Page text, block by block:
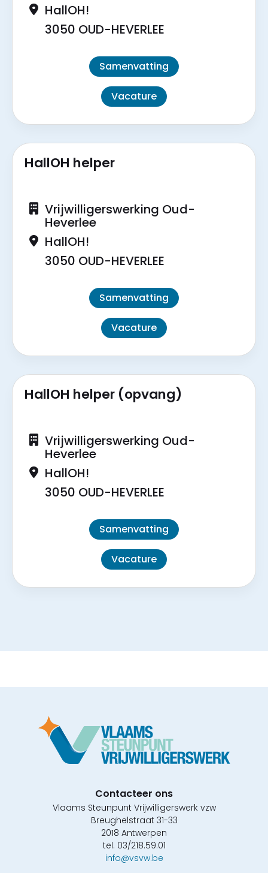
HallOH!
3050 OUD-HEVERLEE
Samenvatting
Vacature
HallOH helper
Vrijwilligerswerking Oud-
Heverlee
HallOH!
3050 OUD-HEVERLEE
Samenvatting
Vacature
HallOH helper (opvang)
Vrijwilligerswerking Oud-
Heverlee
HallOH!
3050 OUD-HEVERLEE
Samenvatting
Vacature
Contacteer ons
Vlaams Steunpunt Vrijwilligerswerk vzw
Breughelstraat 31-33
2018 Antwerpen
tel. 03/218.59.01
info@vsvw.be